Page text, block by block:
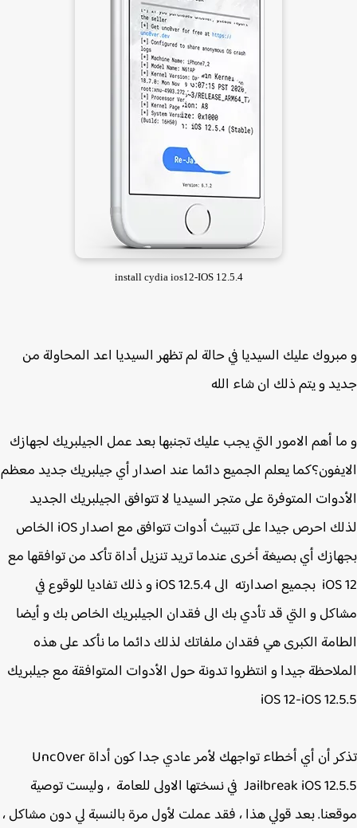
install cydia ios12-IOS 12.5.4
عليك السيديا في حالة لم تظهر السيديا اعد المحاولة من
و يتم ذلك ان شاء الله
أهم الامور التي يجب عليك تجنبها بعد عمل الجيلبريك لجهازك
يعلم الجميع دائما عند اصدار أي جيلبريك جديد معظم
المتوفرة على متجر السيديا لا تتوافق الجيلبريك الجديد
لذلك احرص جيدا على تتبيث أدوات تتوافق مع اصدار iOS الخاص
أي بصيغة أخرى عندما تريد تنزيل أداة تأكد من توافقها مع
iOS 12 بجميع اصدارته الى iOS 12.5.4 و ذلك تفاديا للوقوع في
و التي قد تأدي بك الى فقدان الجيلبريك الخاص بك و أيضا
الكبرى هي فقدان ملفاتك لذلك دائما ما نأكد على هذه
جيدا و انتظروا تدونة حول الأدوات المتوافقة مع جيلبريك
iOS 12-iOS
تذكر أن أي أخطاء تواجهك لأمر عادي جدا كون أداة Unc0ver
Jailbreak iOS 12.5.5 في نسختها الاولى للعامة ، وليست توصية
بعد قولي هذا ، فقد عملت لأول مرة بالنسبة لي دون مشاكل ،